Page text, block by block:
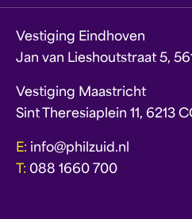
Vestiging Eindhoven
Jan van Lieshoutstraat 5,
Vestiging Maastricht
Sint Theresiaplein 11, 6213
E: info@philzuid.nl
T: 088 1660 700